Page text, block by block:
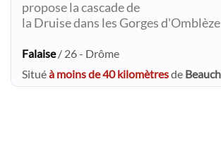
propose la cascade de
la Druise dans les Gorges
Falaise/ 26 - Drôme
Situéà moins de 40 kilomètresde